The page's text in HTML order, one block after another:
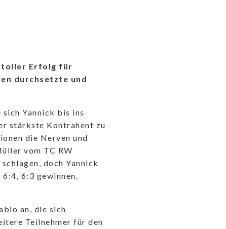
toller Erfolg für
durchsetzte und
Yannick bis ins
stärkste Kontrahent zu
die Nerven und
vom TC RW
doch Yannick
6:3 gewinnen.
an, die sich
Teilnehmer für den